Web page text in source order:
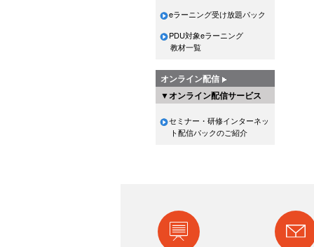
eラーニング受け放題パック
PDU対象eラーニング
教材一覧
オンライン配信
▼オンライン配信サービス
セミナー・研修インターネッ
ト配信パックのご紹介